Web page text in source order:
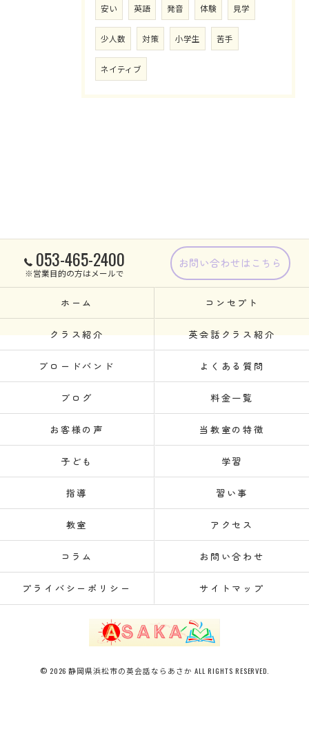
安い 英語 発音 体験 見学
少人数 対策 小学生 苦手
ネイティブ
053-465-2400
※営業目的の方はメールで
お問い合わせはこちら
ホーム コンセプト
クラス紹介 英会話クラス紹介
ブロードバンド よくある質問
ブログ 料金一覧
お客様の声 当教室の特徴
子ども 学習
指導 習い事
教室 アクセス
コラム お問い合わせ
プライバシーポリシー サイトマップ
© 2026 静岡県浜松市の英会話ならあさか ALL RIGHTS RESERVED.